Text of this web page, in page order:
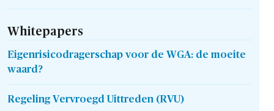
Whitepapers
Eigenrisicodragerschap voor de WGA: de moeite
waard?
Regeling Vervroegd Uittreden (RVU)